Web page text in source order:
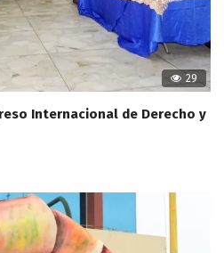
29
Internacional de Derecho y